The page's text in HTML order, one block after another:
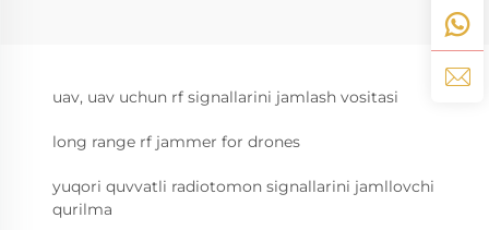
uav, uav uchun rf signallarini jamlash vositasi
long range rf jammer for drones
yuqori quvvatli radiotomon signallarini jamllovchi
qurilma